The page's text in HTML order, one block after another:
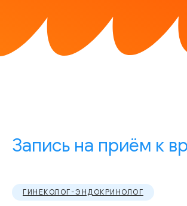
Запись на приём к
ГИНЕКОЛОГ-ЭНДОКРИНОЛОГ